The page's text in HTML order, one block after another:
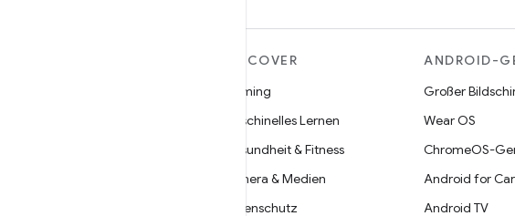
DISCOVER
Gaming
Maschinelles Lernen
Gesundheit & Fitness
Kamera & Medien
Datenschutz
ANDROID-
Großer
Wear OS
ChromeOS-
Android for
Android TV